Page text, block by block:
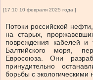
[17:10 10 февраля 2025 года ]
Потоки российской
на старых,
повреждения кабелей и
Балтийского моря,
Евросоюза. Они
принудительно
борьбы с